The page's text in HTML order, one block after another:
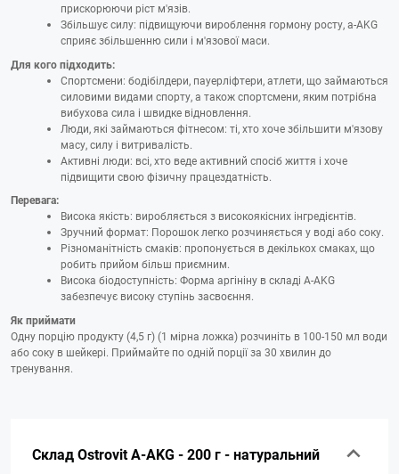
прискорюючи ріст м'язів.
Збільшує силу: підвищуючи вироблення гормону росту, a-AKG
сприяє збільшенню сили і м'язової маси.
Для кого підходить:
Спортсмени: бодібілдери, пауерліфтери, атлети, що займаються
силовими видами спорту, а також спортсмени, яким потрібна
вибухова сила і швидке відновлення.
Люди, які займаються фітнесом: ті, хто хоче збільшити м'язову
масу, силу і витривалість.
Активні люди: всі, хто веде активний спосіб життя і хоче
підвищити свою фізичну працездатність.
Перевага:
Висока якість: виробляється з високоякісних інгредієнтів.
Зручний формат: Порошок легко розчиняється у воді або соку.
Різноманітність смаків: пропонується в декількох смаках, що
робить прийом більш приємним.
Висока біодоступність: Форма аргініну в складі A-AKG
забезпечує високу ступінь засвоєння.
Як приймати
Одну порцію продукту (4,5 г) (1 мірна ложка) розчиніть в 100-150 мл води
або соку в шейкері. Приймайте по одній порції за 30 хвилин до
тренування.
Склад Ostrovit A-AKG - 200 г - натуральний